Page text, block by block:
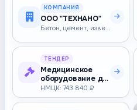
КОМПАНИЯ
ООО "ТЕХНАНО"
Бетон, цемент, известь, гипс
ТЕНДЕР
Медицинское
оборудование для
приемного
отделения
(Стойк…
НМЦК: 743 840 ₽